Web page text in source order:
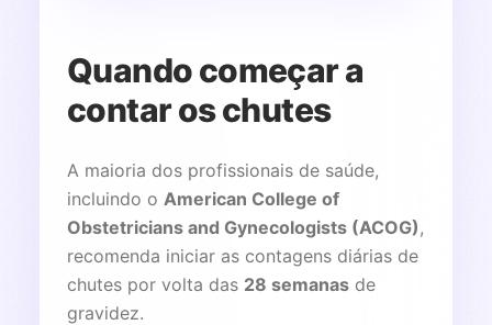
Quando começar a
contar os chutes
A maioria dos profissionais de saúde,
incluindo o American College of
Obstetricians and Gynecologists (ACOG) ,
recomenda iniciar as contagens diárias de
chutes por volta das 28 semanas de
gravidez.